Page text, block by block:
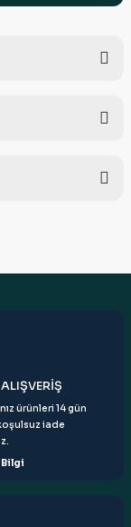
ürünleri 14 gün
iade
Bilgi